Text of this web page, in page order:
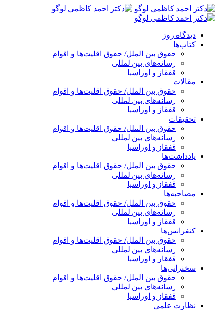
پرش
به
دیدگاه روز
کتاب‌ها
حقوق بین الملل/ حقوق اقلیت‌ها و اقوام
رسانه‌های بین‌المللی
قفقاز و اوراسیا
مقالات
حقوق بین الملل/ حقوق اقلیت‌ها و اقوام
رسانه‌های بین‌المللی
قفقاز و اوراسیا
تحقیقات
حقوق بین الملل/ حقوق اقلیت‌ها و اقوام
رسانه‌های بین‌المللی
قفقاز و اوراسیا
یادداشت‌ها
حقوق بین الملل/ حقوق اقلیت‌ها و اقوام
رسانه‌های بین‌المللی
قفقاز و اوراسیا
مصاحبه‌ها
حقوق بین الملل/ حقوق اقلیت‌ها و اقوام
رسانه‌های بین‌المللی
قفقاز و اوراسیا
کنفرانس‌ها
حقوق بین الملل/ حقوق اقلیت‌ها و اقوام
رسانه‌های بین‌المللی
قفقاز و اوراسیا
سخنرانی‌ها
حقوق بین الملل/ حقوق اقلیت‌ها و اقوام
رسانه‌های بین‌المللی
قفقاز و اوراسیا
نظارت علمی